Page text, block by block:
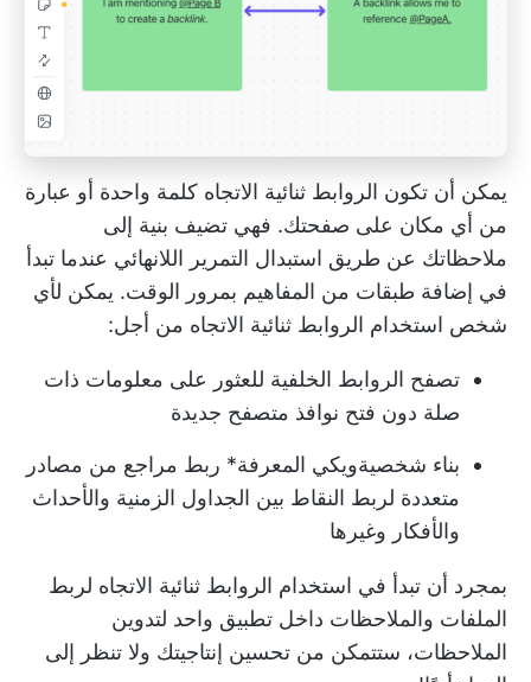
يمكن أن تكون الروابط ثنائية الاتجاه كلمة واحدة أو عبارة
من أي مكان على صفحتك. فهي تضيف بنية إلى
ملاحظاتك عن طريق استبدال التمرير اللانهائي عندما تبدأ
في إضافة طبقات من المفاهيم بمرور الوقت. يمكن لأي
شخص استخدام الروابط ثنائية الاتجاه من أجل:
تصفح الروابط الخلفية للعثور على معلومات ذات
صلة دون فتح نوافذ متصفح جديدة
بناء شخصيةويكي المعرفة* ربط مراجع من مصادر
متعددة لربط النقاط بين الجداول الزمنية والأحداث
والأفكار وغيرها
بمجرد أن تبدأ في استخدام الروابط ثنائية الاتجاه لربط
الملفات والملاحظات داخل تطبيق واحد لتدوين
الملاحظات، ستتمكن من تحسين إنتاجيتك ولا تنظر إلى